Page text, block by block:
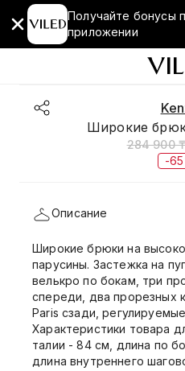
Получайте бонусы
приложении
Широкие
284 900 ₸
-
Описание
Широкие брюки на
парусины. Застежка на
велькро по бокам, три
спереди, два прорезных
Paris сзади,
Характеристики товара
талии - 84 см, длина по
длина внутреннего